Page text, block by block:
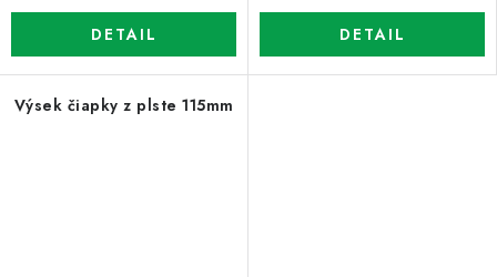
DETAIL DETAIL
Výsek čiapky z plste 115mm